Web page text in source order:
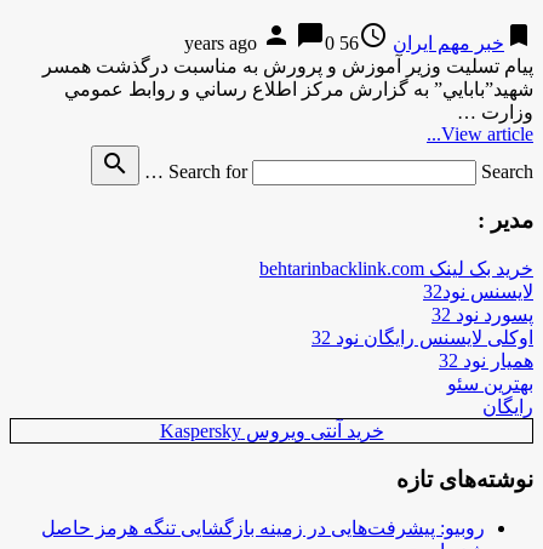
bookmark خبر مهم ایران access_time
56 years ago
person chat_bubble0
پيام تسليت وزير آموزش و پرورش به مناسبت درگذشت همسر
شهيد”بابايي” به گزارش مركز اطلاع رساني و روابط عمومي
وزارت …
View article...
Search for
Search …
search
مدیر :
خرید بک لینک behtarinbacklink.com
لایسنس نود32
پسورد نود 32
اوکلی لایسنس رایگان نود 32
همیار نود 32
بهترین سئو
رایگان
خرید آنتی ویروس Kaspersky
نوشته‌های تازه
روبیو: پیشرفت‌هایی در زمینه بازگشایی تنگه هرمز حاصل